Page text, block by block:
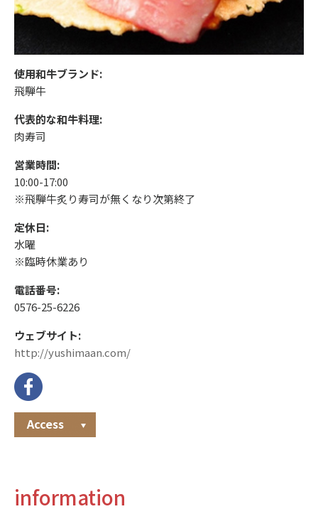
使用和牛ブランド:
飛騨牛
代表的な和牛料理:
肉寿司
営業時間:
10:00-17:00
※飛騨牛炙り寿司が無くなり次第終了
定休日:
水曜
※臨時休業あり
電話番号:
0576-25-6226
ウェブサイト:
http://yushimaan.com/
Access
information